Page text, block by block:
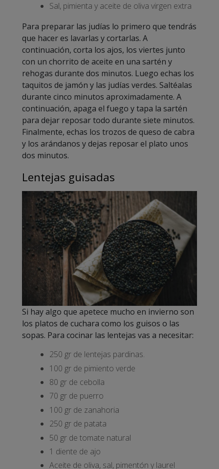
Sal, pimienta y aceite de oliva virgen extra
Para preparar las judías lo primero que tendrás
que hacer es lavarlas y cortarlas. A
continuación, corta los ajos, los viertes junto
con un chorrito de aceite en una sartén y
rehogas durante dos minutos. Luego echas los
taquitos de jamón y las judías verdes. Saltéalas
durante cinco minutos aproximadamente. A
continuación, apaga el fuego y tapa la sartén
para dejar reposar todo durante siete minutos.
Finalmente, echas los trozos de queso de cabra
y los arándanos y dejas reposar el plato unos
dos minutos.
Lentejas guisadas
Si hay algo que apetece mucho en invierno son
los platos de cuchara como los guisos o las
sopas. Para cocinar las lentejas vas a necesitar:
250 gr de lentejas pardinas.
100 gr de pimiento verde
80 gr de cebolla
70 gr de puerro
100 gr de zanahoria
250 gr de patata
50 gr de tomate natural
1 diente de ajo
Aceite de oliva, sal, pimentón y laurel